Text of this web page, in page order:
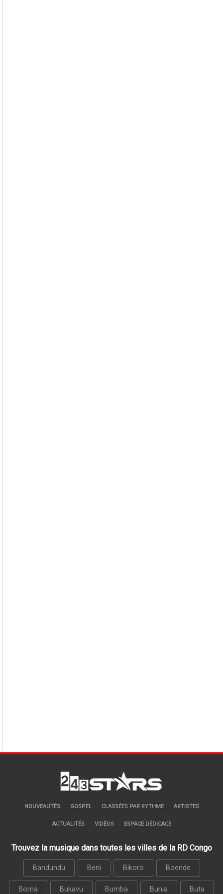
NOUVEAUTÉS GOSPEL CLASSÉES PAR RYTHME ARTISTES
ACTUALITÉS VIDÉOS ESPACE DÉDICACE
Trouvez la musique dans toutes les villes de la RD Congo
Bandundu Beni Bikoro Boende
Boma Bukavu Bumba Bunia Buta